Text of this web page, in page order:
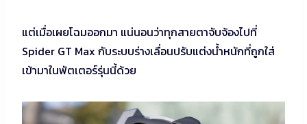
แต่เมื่อเผยโฉมออกมา แน่นอนว่าทุกสายตาจับจ้องไปที่
Spider GT Max กับระบบร่างเลื่อนปรับแต่งน้ำหนักที่ถูกใส่
เข้ามาในพัตเตอร์รุ่นนี้ด้วย